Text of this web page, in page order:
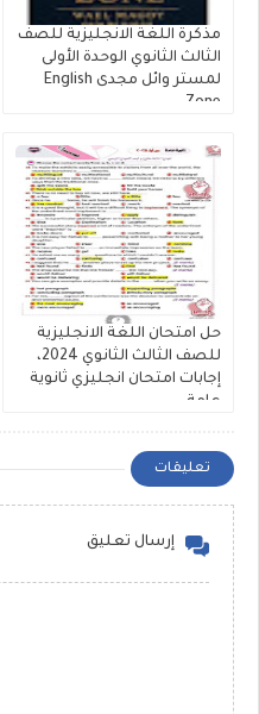
مذكرة اللغة الانجليزية للصف
الثالث الثانوي الوحدة الأولى
لمستر وائل مجدى English
Zone
حل امتحان اللغة الانجليزية
للصف الثالث الثانوي 2024،
إجابات امتحان انجليزي ثانوية
عامة
تعليقات
إرسال تعليق